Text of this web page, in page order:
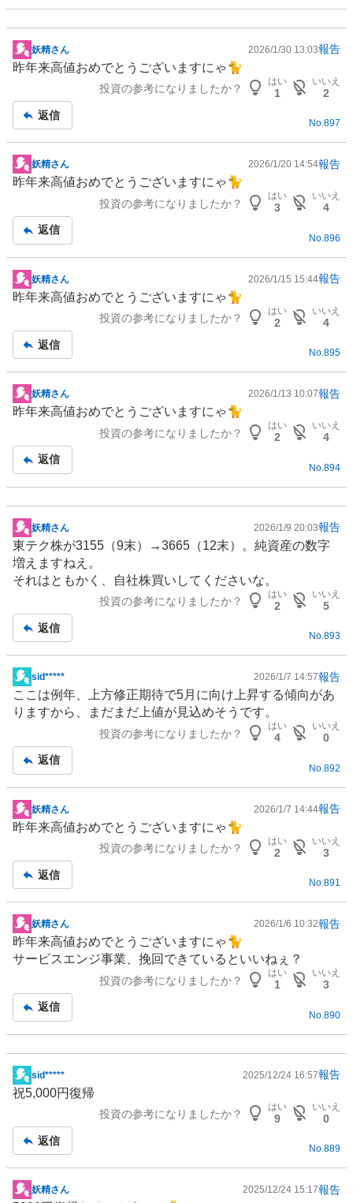
掲
示
事
妖精さん 2026/1/30 13:03報告
昨年来高値おめでとうございますにゃ🐈
投資の参考になりましたか？
はい
1
いいえ
2
返信
No.897
掲
示
事
妖精さん 2026/1/20 14:54報告
昨年来高値おめでとうございますにゃ🐈
投資の参考になりましたか？
はい
3
いいえ
4
返信
No. 896
掲
示
事
妖精さん 2026/1/15 15:44報告
昨年来高値おめでとうございますにゃ🐈
投資の参考になりましたか？
はい
2
いいえ
4
返信
No.895
掲
示
事
妖精さん 2026/1/13 10:07報告
昨年来高値おめでとうございますにゃ🐈
投資の参考になりましたか？
はい
2
いいえ
4
返信
No. 894
掲
示
板
記
妖精さん 2026/1/9 20:03報告
東テク株が3155（9末）→3665（12末）。純資産の数字
増えますねえ。
それはともかく、自社株買いしてくださいな。
投資の参考になりましたか？
はい
2
いいえ
5
返信
No.893
掲
示
板
sid***** 2026/1/7 14:57報告
ここは例年、上方修正期待で5月に向け上昇する傾向があ
りますから、まだまだ上値が見込めそうです。
投資の参考になりましたか？
はい
4
いいえ
0
返信
No. 892
掲
示
事
妖精さん 2026/1/7 14:44報告
昨年来高値おめでとうございますにゃ🐈
投資の参考になりましたか？
はい
2
いいえ
3
返信
No.891
掲
示
板
妖精さん 2026/1/6 10:32報告
昨年来高値おめでとうございますにゃ🐈
サービスエンジ事業、挽回できているといいねぇ？
投資の参考になりましたか？
はい
1
いいえ
3
返信
No. 890
掲
示
事
sid***** 2025/12/24 16:57報告
祝5,000円復帰
投資の参考になりましたか？
はい
9
いいえ
0
返信
No.889
掲
妖精さん 2025/12/24 15:17報告